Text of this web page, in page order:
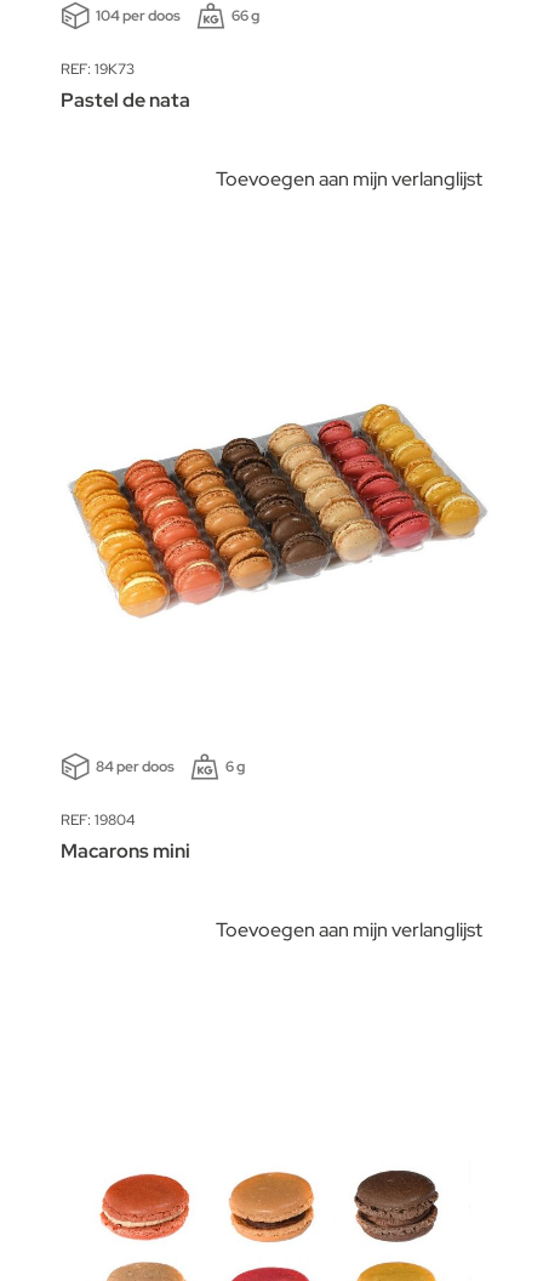
104 per doos 66 g
REF: 19K73
Pastel de nata
Toevoegen aan mijn verlanglijst
84 per doos 6 g
REF: 19804
Macarons mini
Toevoegen aan mijn verlanglijst